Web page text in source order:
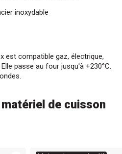
inoxydable
est compatible gaz, électrique,
passe au four jusqu'à +230°C.
de cuisson